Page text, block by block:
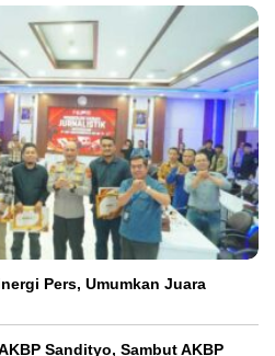
Pers, Umumkan Juara
Sandityo, Sambut AKBP